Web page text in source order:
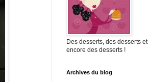
Des desserts, des desserts et
encore des desserts !
Archives du blog